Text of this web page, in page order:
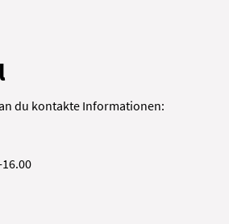
du kontakte Informationen: